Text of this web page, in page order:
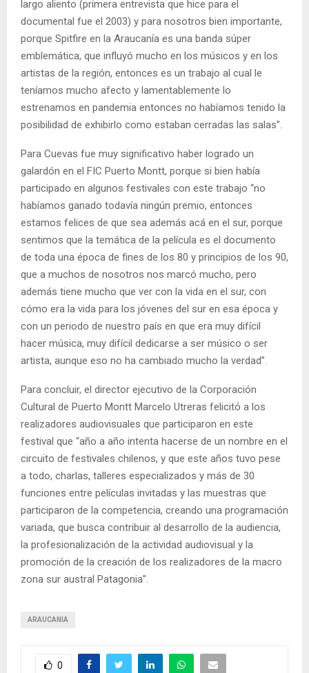
largo aliento (primera entrevista que hice para el
documental fue el 2003) y para nosotros bien importante,
porque Spitfire en la Araucanía es una banda súper
emblemática, que influyó mucho en los músicos y en los
artistas de la región, entonces es un trabajo al cual le
teníamos mucho afecto y lamentablemente lo
estrenamos en pandemia entonces no habíamos tenido la
posibilidad de exhibirlo como estaban cerradas las salas”.
Para Cuevas fue muy significativo haber logrado un
galardón en el FIC Puerto Montt, porque si bien había
participado en algunos festivales con este trabajo “no
habíamos ganado todavía ningún premio, entonces
estamos felices de que sea además acá en el sur, porque
sentimos que la temática de la película es el documento
de toda una época de fines de los 80 y principios de los 90,
que a muchos de nosotros nos marcó mucho, pero
además tiene mucho que ver con la vida en el sur, con
cómo era la vida para los jóvenes del sur en esa época y
con un periodo de nuestro país en que era muy difícil
hacer música, muy difícil dedicarse a ser músico o ser
artista, aunque eso no ha cambiado mucho la verdad”.
Para concluir, el director ejecutivo de la Corporación
Cultural de Puerto Montt Marcelo Utreras felicitó a los
realizadores audiovisuales que participaron en este
festival que “año a año intenta hacerse de un nombre en el
circuito de festivales chilenos, y que este años tuvo pese
a todo, charlas, talleres especializados y más de 30
funciones entre películas invitadas y las muestras que
participaron de la competencia, creando una programación
variada, que busca contribuir al desarrollo de la audiencia,
la profesionalización de la actividad audiovisual y la
promoción de la creación de los realizadores de la macro
zona sur austral Patagonia”.
ARAUCANIA
0